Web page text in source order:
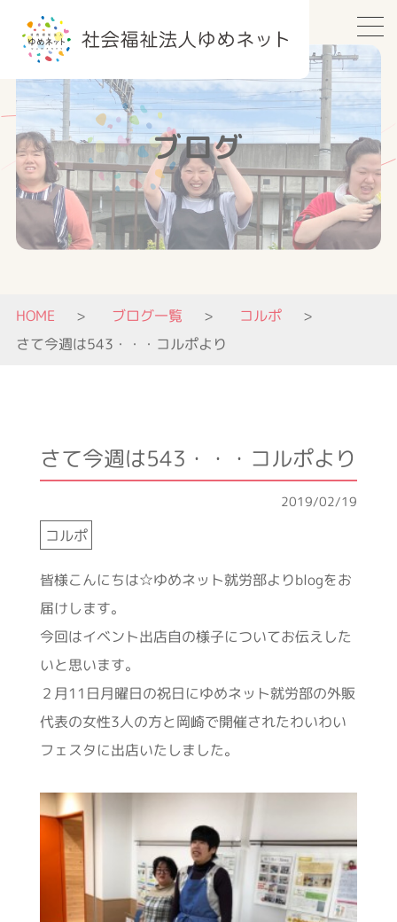
ブログ
HOME ブログ一覧
コルポ
さて今週は543・・・コルポより
さて今週は543・・・コルポより
コルポ
2019/02/19
皆様こんにちは☆ゆめネット就労部よりblogをお
届けします。
今回はイベント出店自の様子についてお伝えした
いと思います。
２月11日月曜日の祝日にゆめネット就労部の外販
代表の女性3人の方と岡崎で開催されたわいわい
フェスタに出店いたしました。